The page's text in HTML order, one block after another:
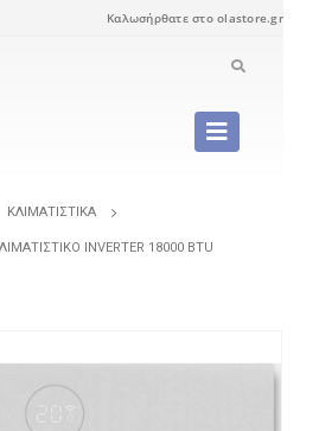
Καλωσήρθατε στο olastore.gr
ΚΛΙΜΑΤΙΣΤΙΚΆ
INVERTER 18000 BTU